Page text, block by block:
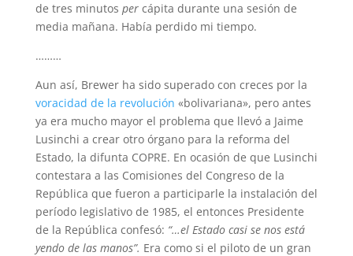
de tres minutos percápita durante una sesión de
media mañana. Había perdido mi tiempo.
………
Aun así, Brewer ha sido superado con creces por la
voracidad de la revolución «bolivariana», pero antes
ya era mucho mayor el problema que llevó a Jaime
Lusinchi a crear otro órgano para la reforma del
Estado, la difunta COPRE. En ocasión de que Lusinchi
contestara a las Comisiones del Congreso de la
República que fueron a participarle la instalación del
período legislativo de 1985, el entonces Presidente
de la República confesó: “…el Estado casi se nos está
yendo de las manos”. Era como si el piloto de un gran